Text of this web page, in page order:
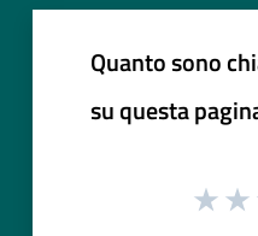
Quanto sono
su questa